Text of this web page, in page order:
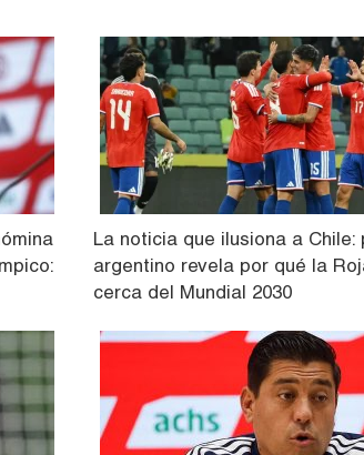
La noticia que ilusiona a
argentino revela por qué la
cerca del Mundial 2030